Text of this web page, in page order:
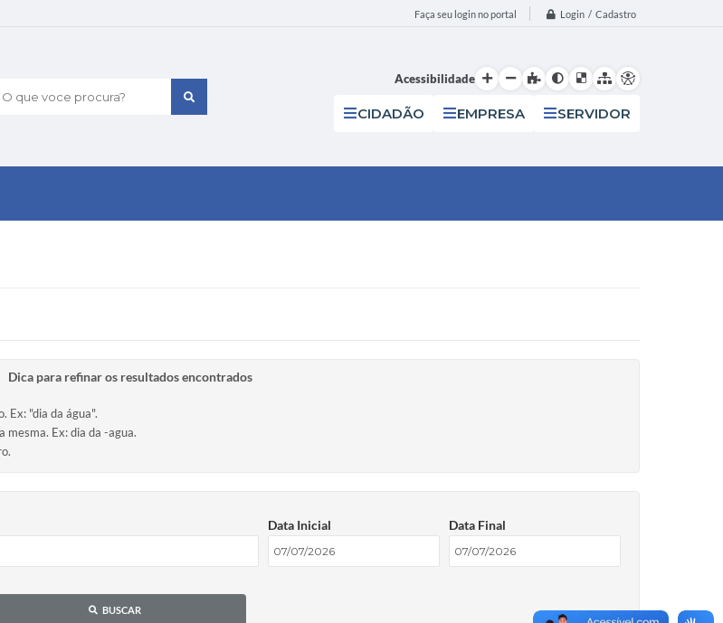
Faça seu login no portal Login / Cadastro
que voce procura?
Acessibilidade
CIDADÃO EMPRESA SERVIDOR
Dica para refinar os resultados encontrados
Ex: "dia da água".
mesma. Ex: dia da -agua.
Data Inicial Data Final
BUSCAR